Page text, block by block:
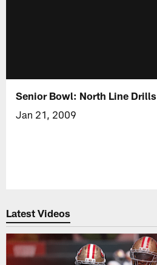
Senior Bowl: North Line Drills
Jan 21, 2009
Latest Videos